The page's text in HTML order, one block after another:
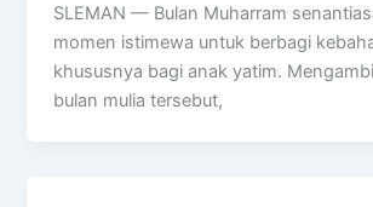
SLEMAN — Bulan Muharram
momen istimewa untuk berbagi
khususnya bagi anak yatim.
bulan mulia tersebut,